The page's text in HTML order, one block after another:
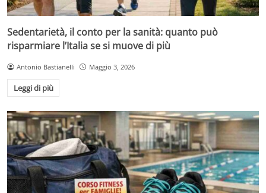
Sedentarietà, il conto per la sanità: quanto può
risparmiare l’Italia se si muove di più
Antonio Bastianelli Maggio 3, 2026
Leggi di più